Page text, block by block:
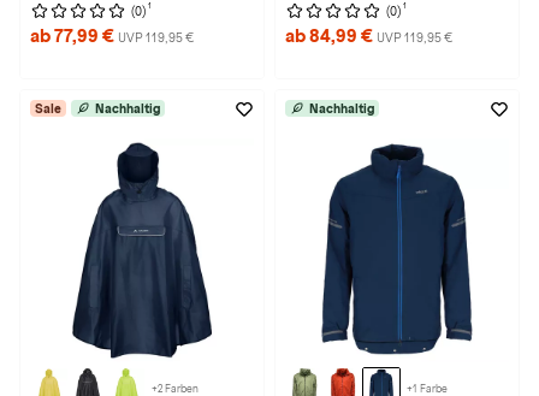
(0) 1
ab 77,99 € UVP 119,95 €
(0) 1
ab 84,99 € UVP 119,95 €
Sale Nachhaltig
+2 Farben
Nachhaltig
+1 Farbe